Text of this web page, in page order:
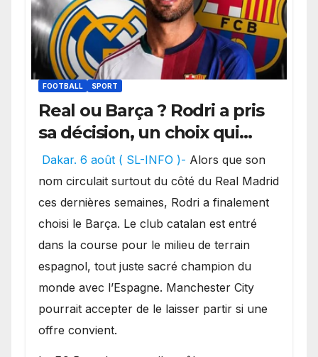
FOOTBALL SPORT
Real ou Barça ? Rodri a pris
sa décision, un choix qui
pourrait faire grand bruit
sur le marché des
transferts.
Dakar. 6 août ( SL-INFO )- Alors que son
nom circulait surtout du côté du Real Madrid
ces dernières semaines, Rodri a finalement
choisi le Barça. Le club catalan est entré
dans la course pour le milieu de terrain
espagnol, tout juste sacré champion du
monde avec l’Espagne. Manchester City
pourrait accepter de le laisser partir si une
offre convient.